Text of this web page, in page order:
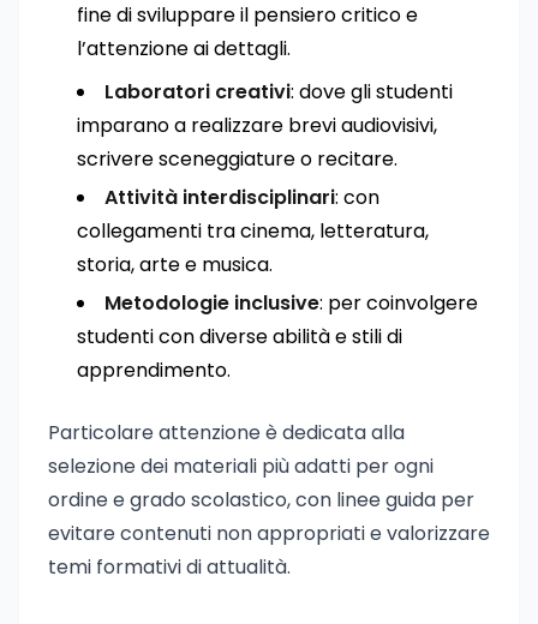
fine di sviluppare il pensiero critico e
l’attenzione ai dettagli.
Laboratori creativi: dove gli studenti
imparano a realizzare brevi audiovisivi,
scrivere sceneggiature o recitare.
Attività interdisciplinari: con
collegamenti tra cinema, letteratura,
storia, arte e musica.
Metodologie inclusive: per coinvolgere
studenti con diverse abilità e stili di
apprendimento.
Particolare attenzione è dedicata alla
selezione dei materiali più adatti per ogni
ordine e grado scolastico, con linee guida per
evitare contenuti non appropriati e valorizzare
temi formativi di attualità.